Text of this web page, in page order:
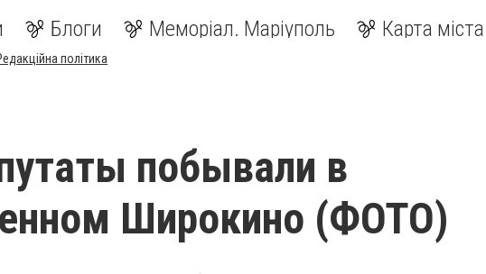
Блоги Меморіал. Маріуполь Карта міста
політика
побывали в
Широкино (ФОТО)